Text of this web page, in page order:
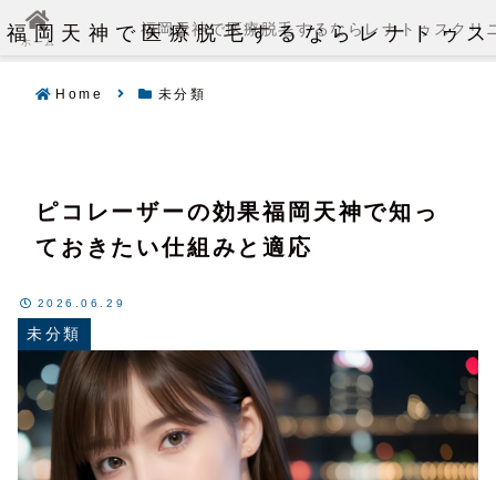
福岡天神で医療脱毛するならレナトゥ
Home 未分類
ピコレーザーの効果福岡天神で知っ
ておきたい仕組みと適応
未分類
2026.06.29
ホーム
福岡天神で医療脱毛するならレナトゥスクリ